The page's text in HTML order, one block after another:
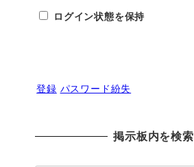
ログイン状態を保持
登録 パスワード紛失
掲示板内を検索